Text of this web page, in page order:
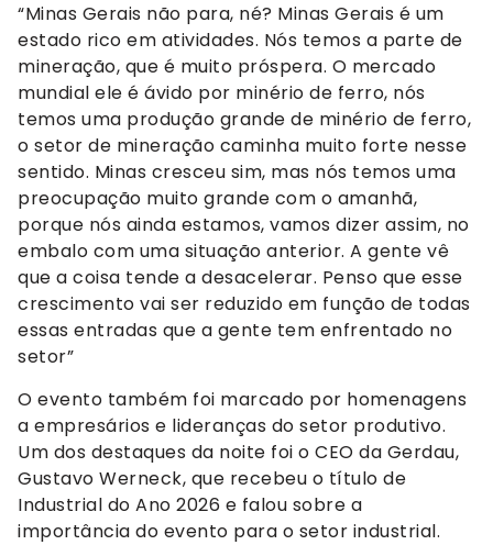
“Minas Gerais não para, né? Minas Gerais é um
estado rico em atividades. Nós temos a parte de
mineração, que é muito próspera. O mercado
mundial ele é ávido por minério de ferro, nós
temos uma produção grande de minério de ferro,
o setor de mineração caminha muito forte nesse
sentido. Minas cresceu sim, mas nós temos uma
preocupação muito grande com o amanhã,
porque nós ainda estamos, vamos dizer assim, no
embalo com uma situação anterior. A gente vê
que a coisa tende a desacelerar. Penso que esse
crescimento vai ser reduzido em função de todas
essas entradas que a gente tem enfrentado no
setor”
O evento também foi marcado por homenagens
a empresários e lideranças do setor produtivo.
Um dos destaques da noite foi o CEO da Gerdau,
Gustavo Werneck, que recebeu o título de
Industrial do Ano 2026 e falou sobre a
importância do evento para o setor industrial.